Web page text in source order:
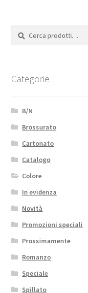
Cerca:
Cerca
Categorie
B/N
Brossurato
Cartonato
Catalogo
Colore
In evidenza
Novità
Promozioni speciali
Prossimamente
Romanzo
Speciale
Spillato